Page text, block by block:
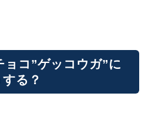
コ”ゲッコウガ”に
る？